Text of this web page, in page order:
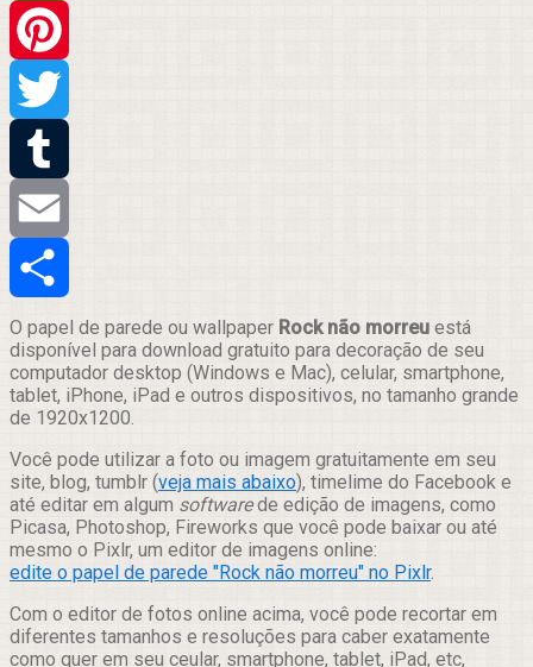
WhatsApp
Pinterest
Twitter
Tumblr
Email
Compartilhar
O papel de parede ou wallpaper Rock não morreu está
disponível para download gratuito para decoração de seu
computador desktop (Windows e Mac), celular, smartphone,
tablet, iPhone, iPad e outros dispositivos, no tamanho grande
de 1920x1200.
Você pode utilizar a foto ou imagem gratuitamente em seu
site, blog, tumblr (veja mais abaixo), timelime do Facebook e
até editar em algum softwarede edição de imagens, como
Picasa, Photoshop, Fireworks que você pode baixar ou até
mesmo o Pixlr, um editor de imagens online:
edite o papel de parede "Rock não morreu" no Pixlr.
Com o editor de fotos online acima, você pode recortar em
diferentes tamanhos e resoluções para caber exatamente
como quer em seu ceular, smartphone, tablet, iPad, etc,